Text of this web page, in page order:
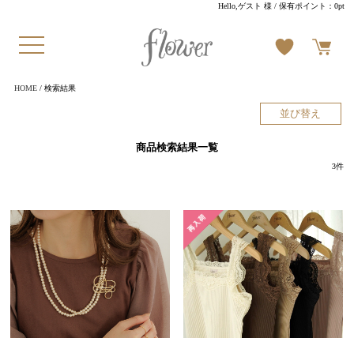
Hello,ゲスト 様 / 保有ポイント：0pt
HOME/ 検索結果
並び替え
商品検索結果一覧
3件